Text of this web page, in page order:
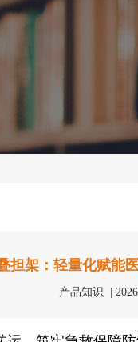
担架：轻量化赋能
产品知识 |